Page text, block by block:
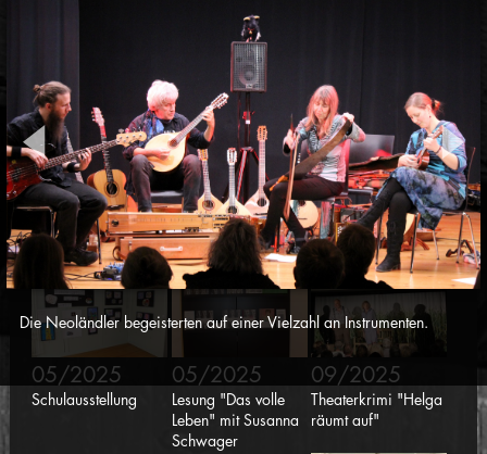
Die Neoländler begeisterten auf einer Vielzahl an Instrumenten.
"Sorgenfresserchen"
05/2025
Konzert pure 94
05/2025
Kulturtreff "Vereine
stellen sich vor"
05/2025
Mauren kreativ
05/2025
Schulausstellung
05/2025
Lesung "Das volle
Leben" mit Susanna
Schwager
09/2025
Theaterkrimi "Helga
räumt auf"